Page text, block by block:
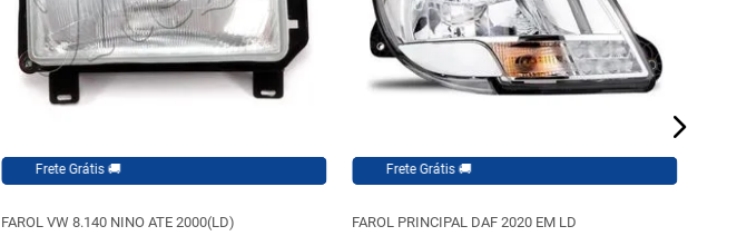
FAROL VW 8.140 NINO ATE 2000(LD) FAROL PRINCIPAL DAF 2020 EM LD